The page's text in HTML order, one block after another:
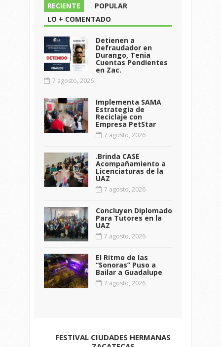
RECIENTE
POPULAR
LO + COMENTADO
Detienen a
Defraudador en
Durango, Tenia
Cuentas Pendientes
en Zac.
7 agosto, 2026
Implementa SAMA
Estrategia de
Reciclaje con
Empresa PetStar
7 agosto, 2026
.Brinda CASE
Acompañamiento a
Licenciaturas de la
UAZ
7 agosto, 2026
Concluyen Diplomado
Para Tutores en la
UAZ
7 agosto, 2026
El Ritmo de las
“Sonoras” Puso a
Bailar a Guadalupe
7 agosto, 2026
FESTIVAL CIUDADES HERMANAS